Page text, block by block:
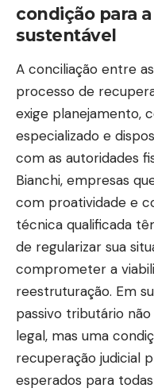
condição para
sustentável
A conciliação entre
processo de
exige planejamento,
especializado e
com as autoridades
Bianchi, empresas
com proatividade e
técnica qualificada
de regularizar sua
comprometer a
reestruturação. Em
passivo tributário
legal, mas uma
recuperação judicial
esperados para